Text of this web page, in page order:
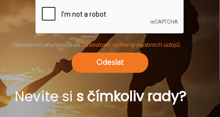
Odesláním souhlasíte seZásadami ochrany osobních údajů.
Odeslat
Nevíte si s čímkoliv rady?